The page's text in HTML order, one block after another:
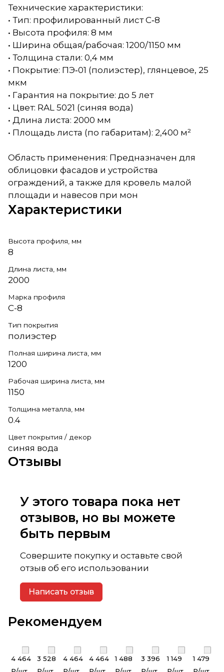
Технические характеристики:
• Тип: профилированный лист С‑8
• Высота профиля: 8 мм
• Ширина общая/рабочая: 1200/1150 мм
• Толщина стали: 0,4 мм
• Покрытие: ПЭ‑01 (полиэстер), глянцевое, 25
мкм
• Гарантия на покрытие: до 5 лет
• Цвет: RAL 5021 (синяя вода)
• Длина листа: 2000 мм
• Площадь листа (по габаритам): 2,400 м²
Область применения: Предназначен для
облицовки фасадов и устройства
ограждений, а также для кровель малой
площади и навесов при мон
Характеристики
Высота профиля, мм
8
Длина листа, мм
2000
Марка профиля
С-8
Тип покрытия
полиэстер
Полная ширина листа, мм
1200
Рабочая ширина листа, мм
1150
Толщина металла, мм
0.4
Цвет покрытия / декор
синяя вода
Отзывы
У этого товара пока нет
отзывов, но вы можете
быть первым
Совершите покупку и оставьте свой
отзыв об его использовании
Написать отзыв
Рекомендуем
4 464
3 528
4 464
4 464
1 488
3 396
1 149
1 479